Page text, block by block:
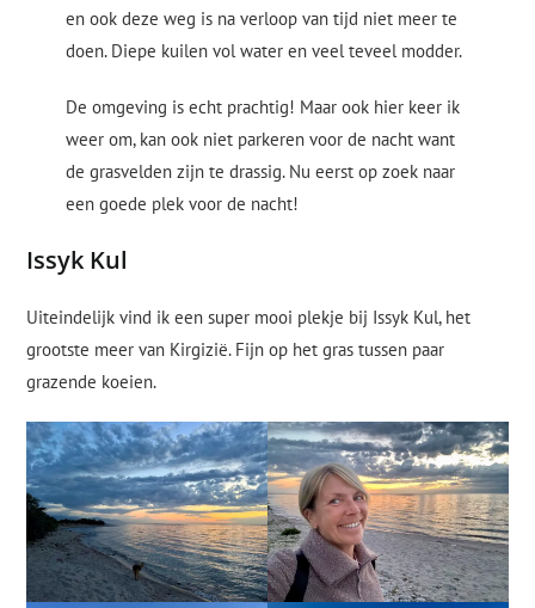
en ook deze weg is na verloop van tijd niet meer te
doen. Diepe kuilen vol water en veel teveel modder.
De omgeving is echt prachtig! Maar ook hier keer ik
weer om, kan ook niet parkeren voor de nacht want
de grasvelden zijn te drassig. Nu eerst op zoek naar
een goede plek voor de nacht!
Issyk Kul
Uiteindelijk vind ik een super mooi plekje bij Issyk Kul, het
grootste meer van Kirgizië. Fijn op het gras tussen paar
grazende koeien.